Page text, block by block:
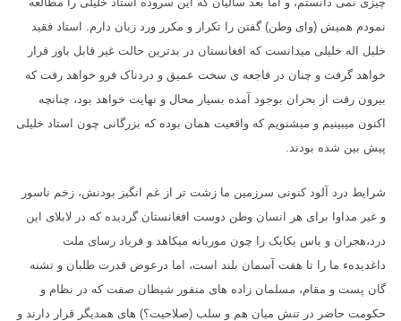
نمودم همیش (وای وطن) گفتن را تکرار و مکرر ورد زبان دارم. استاد فقید
خلیل اله خلیلی میدانست که افغانستان در بدترین حالت غیر قابل باور قرار
خواهد گرفت و چنان در فاجعه ی سخت عمیق و دردناک فرو خواهد رفت که
بیرون رفت از بحران بوجود آمده بسیار محال و نهایت خواهد بود، چنانچه
اکنون میبینیم و میشنویم که واقعیت همان بوده که بزرگانی چون استاد خلیلی
پیش بین شده بودند.
شرایط درد آلود کنونی سرزمین ما زشت تر از غم انگیز بودنش، زخم ناسور
و غیر مداوا برای هر انسان وطن دوست افغانستان گردیده که در لابلای این
درد،هجران و یاس یکایک را چون موریانه میکاهد و فریاد رسای ملت
داغدیدهء ما را تا هفت آسمان بلند است، اما درعوض قدرت طلبان و تشنه
گان پست و مقام، مسلمان زاده های منفور شیطان صفت که در نظام و
حکومت حاضر در تنش میان هم و سلب (صلاحیت؟) های همدیگر قرار دارند و